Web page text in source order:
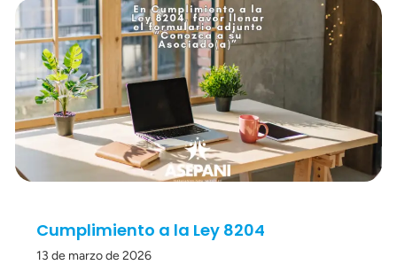
Cumplimiento a la Ley 8204
13 de marzo de 2026